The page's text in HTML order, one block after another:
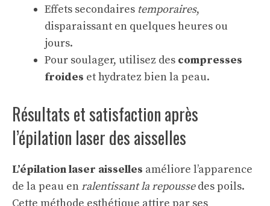
Effets secondaires temporaires,
disparaissant en quelques heures ou
jours.
Pour soulager, utilisez des compresses
froides et hydratez bien la peau.
Résultats et satisfaction après
l’épilation laser des aisselles
L’épilation laser aisselles améliore l’apparence
de la peau en ralentissant la repoussedes poils.